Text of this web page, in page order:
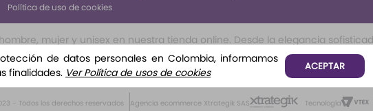
Política de uso de cookies
mujer y unisex en nuestra tienda online. Desde la elegancia
olfativo inolvidable. Encuentra tu aroma perfecto para cada ocasión,
amaderado, o frutales te permitirá tener todo lo que buscar para ser el
- Todos los derechos reservados Agencia ecommerce Xtrategik SAS Tecnología
de datos personales en Colombia, informamos
finalidades. Ver Política de usos de cookies ACEPTAR